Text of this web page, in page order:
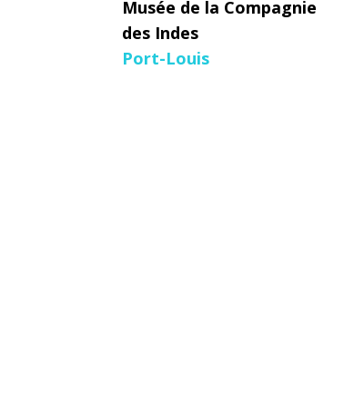
Musée de la Compagnie
des Indes
Port-Louis